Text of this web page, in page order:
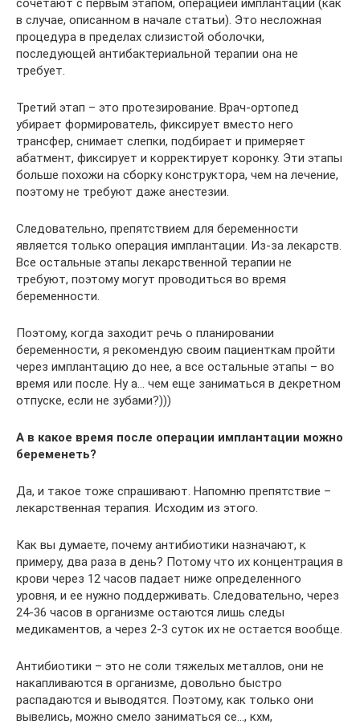
сочетают с первым этапом, операцией имплантации (как
в случае, описанном в начале статьи). Это несложная
процедура в пределах слизистой оболочки,
последующей антибактериальной терапии она не
требует.
Третий этап – это протезирование. Врач-ортопед
убирает формирователь, фиксирует вместо него
трансфер, снимает слепки, подбирает и примеряет
абатмент, фиксирует и корректирует коронку. Эти этапы
больше похожи на сборку конструктора, чем на лечение,
поэтому не требуют даже анестезии.
Следовательно, препятствием для беременности
является только операция имплантации. Из-за лекарств.
Все остальные этапы лекарственной терапии не
требуют, поэтому могут проводиться во время
беременности.
Поэтому, когда заходит речь о планировании
беременности, я рекомендую своим пациенткам пройти
через имплантацию до нее, а все остальные этапы – во
время или после. Ну а… чем еще заниматься в декретном
отпуске, если не зубами?)))
А в какое время после операции имплантации можно
беременеть?
Да, и такое тоже спрашивают. Напомню препятствие –
лекарственная терапия. Исходим из этого.
Как вы думаете, почему антибиотики назначают, к
примеру, два раза в день? Потому что их концентрация в
крови через 12 часов падает ниже определенного
уровня, и ее нужно поддерживать. Следовательно, через
24-36 часов в организме остаются лишь следы
медикаментов, а через 2-3 суток их не остается вообще.
Антибиотики – это не соли тяжелых металлов, они не
накапливаются в организме, довольно быстро
распадаются и выводятся. Поэтому, как только они
вывелись, можно смело заниматься се…, кхм,